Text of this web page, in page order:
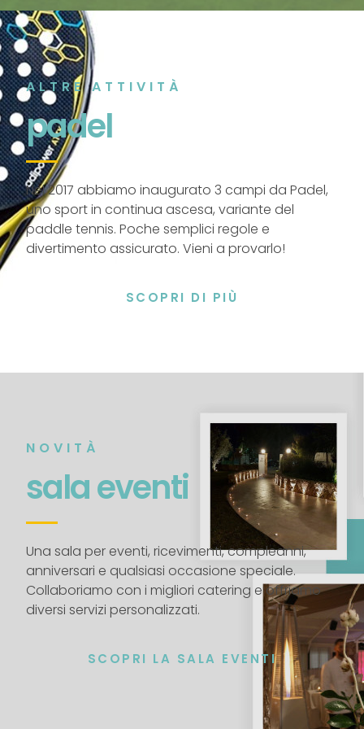
ALTRE ATTIVITÀ
padel
Nel 2017 abbiamo inaugurato 3 campi da Padel,
uno sport in continua ascesa, variante del
paddle tennis. Poche semplici regole e
divertimento assicurato. Vieni a provarlo!
SCOPRI DI PIÙ
NOVITÀ
sala eventi
Una sala per eventi, ricevimenti, compleanni,
anniversari e qualsiasi occasione speciale.
Collaboriamo con i migliori catering e offriamo
diversi servizi personalizzati.
SCOPRI LA SALA EVENTI